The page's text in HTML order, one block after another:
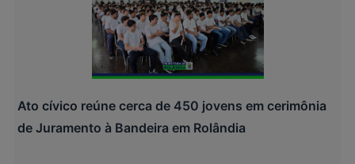
Ato cívico reúne cerca de 450 jovens em cerimônia
de Juramento à Bandeira em Rolândia